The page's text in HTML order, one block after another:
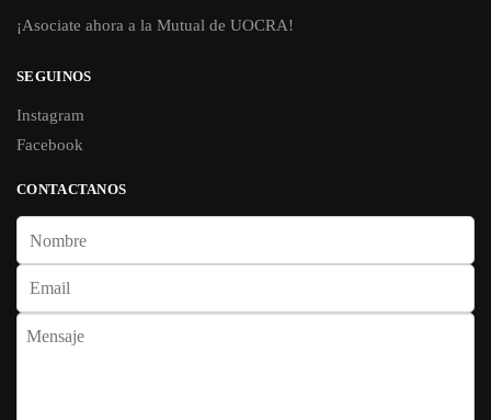
¡Asociate ahora a la Mutual de UOCRA!
SEGUINOS
Instagram
Facebook
CONTACTANOS